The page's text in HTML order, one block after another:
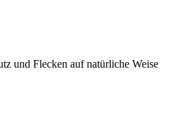
und Flecken auf natürliche Weise